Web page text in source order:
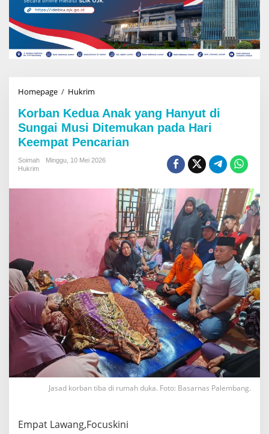
Homepage / Hukrim
r
b
a
n
K
u
y
n
g
H
a
n
y
u
t
d
i
S
a
Korban Kedua Anak yang Hanyut di
Sungai Musi Ditemukan pada Hari
Keempat Pencarian
Soimah
Minggu, 10 Mei 2026
Hukrim
Jasad korban tiba di rumah duka. Foto: Basarnas Palembang.
Empat Lawang,Focuskini